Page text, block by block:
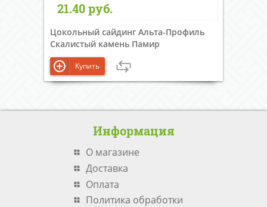
21.40 руб.
Цокольный сайдинг Альта-Профиль
Скалистый камень Памир
Купить
Информация
О магазине
Доставка
Оплата
Политика обработки